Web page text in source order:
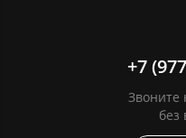
+7
Звоните
без